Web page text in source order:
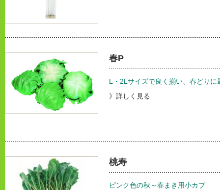
春P
L・2Lサイズで良く揃い、春どり
》詳しく見る
桃寿
ピンク色の秋～春まき用小カブ